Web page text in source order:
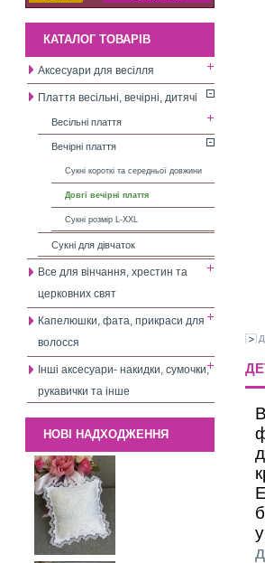
КАТАЛОГ ТОВАРІВ
Аксесуари для весілля
Плаття весільні, вечірні, дитячі
Весільні плаття
Вечірні плаття
Сукні короткі та середньої довжини
Довгі вечірні плаття
Сукні розмір L-XXL
Сукні для дівчаток
Все для вінчання, хрестин та
церковних свят
Капелюшки, фата, прикраси для
волосся
Інші аксесуари- накидки, сумочки,
рукавички та інше
НОВІ НАДХОДЖЕННЯ